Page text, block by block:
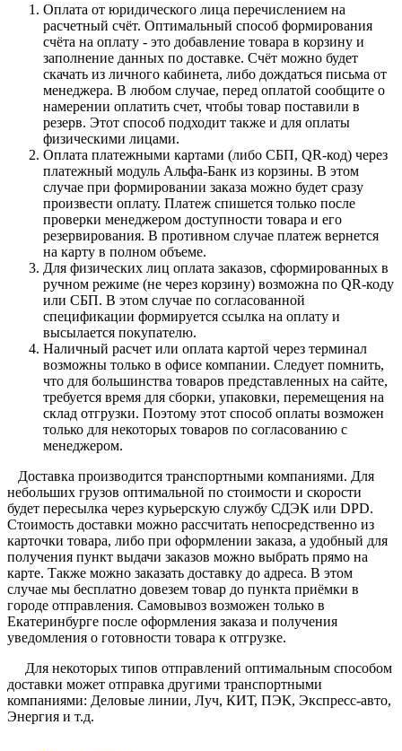
Оплата от юридического лица перечислением на
расчетный счёт. Оптимальный способ формирования
счёта на оплату - это добавление товара в корзину и
заполнение данных по доставке. Счёт можно будет
скачать из личного кабинета, либо дождаться письма от
менеджера. В любом случае, перед оплатой сообщите о
намерении оплатить счет, чтобы товар поставили в
резерв. Этот способ подходит также и для оплаты
физическими лицами.
Оплата платежными картами (либо СБП, QR-код) через
платежный модуль Альфа-Банк из корзины. В этом
случае при формировании заказа можно будет сразу
произвести оплату. Платеж спишется только после
проверки менеджером доступности товара и его
резервирования. В противном случае платеж вернется
на карту в полном объеме.
Для физических лиц оплата заказов, сформированных в
ручном режиме (не через корзину) возможна по QR-коду
или СБП. В этом случае по согласованной
спецификации формируется ссылка на оплату и
высылается покупателю.
Наличный расчет или оплата картой через терминал
возможны только в офисе компании. Следует помнить,
что для большинства товаров представленных на сайте,
требуется время для сборки, упаковки, перемещения на
склад отгрузки. Поэтому этот способ оплаты возможен
только для некоторых товаров по согласованию с
менеджером.
Доставка производится транспортными компаниями. Для
небольших грузов оптимальной по стоимости и скорости
будет пересылка через курьерскую службу СДЭК или DPD.
Стоимость доставки можно рассчитать непосредственно из
карточки товара, либо при оформлении заказа, а удобный для
получения пункт выдачи заказов можно выбрать прямо на
карте. Также можно заказать доставку до адреса. В этом
случае мы бесплатно довезем товар до пункта приёмки в
городе отправления. Самовывоз возможен только в
Екатеринбурге после оформления заказа и получения
уведомления о готовности товара к отгрузке.
Для некоторых типов отправлений оптимальным способом
доставки может отправка другими транспортными
компаниями: Деловые линии, Луч, КИТ, ПЭК, Экспресс-авто,
Энергия и т.д.